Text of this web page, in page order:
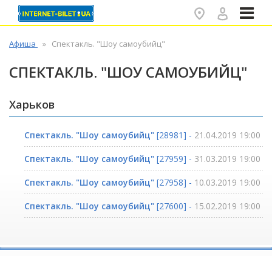
Афиша Спектакль. "Шоу самоубийц"
СПЕКТАКЛЬ. "ШОУ САМОУБИЙЦ"
Харьков
Спектакль. "Шоу самоубийц" [28981] - 21.04.2019 19:00
Спектакль. "Шоу самоубийц" [27959] - 31.03.2019 19:00
Спектакль. "Шоу самоубийц" [27958] - 10.03.2019 19:00
Спектакль. "Шоу самоубийц" [27600] - 15.02.2019 19:00